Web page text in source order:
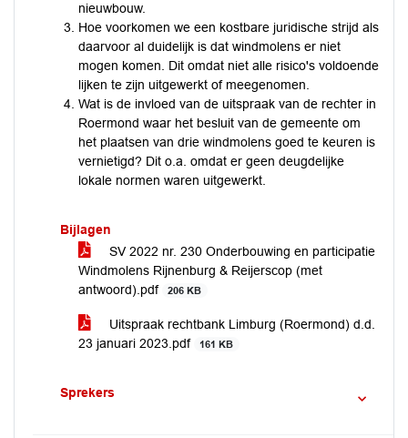
nieuwbouw.
Hoe voorkomen we een kostbare juridische strijd als
daarvoor al duidelijk is dat windmolens er niet
mogen komen. Dit omdat niet alle risico's voldoende
lijken te zijn uitgewerkt of meegenomen.
Wat is de invloed van de uitspraak van de rechter in
Roermond waar het besluit van de gemeente om
het plaatsen van drie windmolens goed te keuren is
vernietigd? Dit o.a. omdat er geen deugdelijke
lokale normen waren uitgewerkt.
Bijlagen
SV 2022 nr. 230 Onderbouwing en participatie
Windmolens Rijnenburg & Reijerscop (met
antwoord).pdf
206 KB
Uitspraak rechtbank Limburg (Roermond) d.d.
23 januari 2023.pdf
161 KB
Sprekers